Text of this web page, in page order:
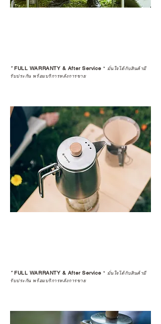
*FULL WARRANTY & After Service * มั่นใจได้กับสินค้ามี
รับประกัน พร้อมบริการหลังการขาย
*FULL WARRANTY & After Service * มั่นใจได้กับสินค้ามี
รับประกัน พร้อมบริการหลังการขาย